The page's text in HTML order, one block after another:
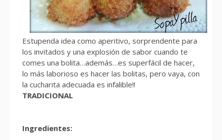
Estupenda idea como aperitivo, sorprendente para
los invitados y una explosión de sabor cuando te
comes una bolita…además…es superfácil de hacer,
lo más laborioso es hacer las bolitas, pero vaya, con
la cucharita adecuada es infalible!!
TRADICIONAL
Ingredientes: